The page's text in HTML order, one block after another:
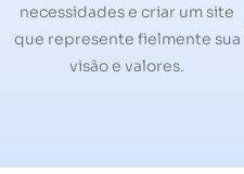
necessidades e criar um site
que represente fielmente sua
visão e valores.